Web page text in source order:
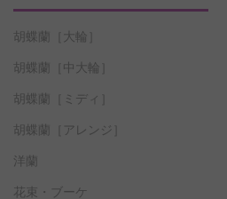
胡蝶蘭［大輪］
胡蝶蘭［中大輪］
胡蝶蘭［ミディ］
胡蝶蘭［アレンジ］
洋蘭
花束・ブーケ